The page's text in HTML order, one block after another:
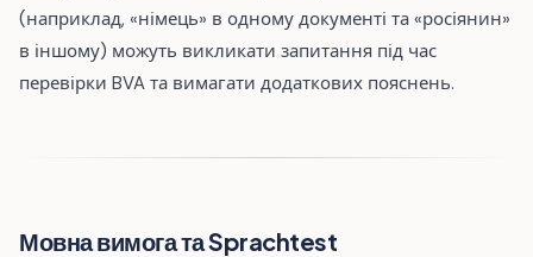
(наприклад, «німець» в одному документі та «росіянин»
в іншому) можуть викликати запитання під час
перевірки BVA та вимагати додаткових пояснень.
Мовна вимога та Sprachtest